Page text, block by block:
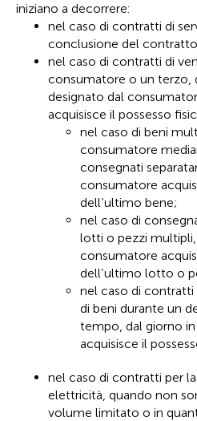
iniziano a decorrere:
nel caso di contratti di
conclusione del
nel caso di contratti di
consumatore o un terzo,
designato dal
acquisisce il possesso
nel caso di beni
consumatore
consegnati
consumatore
dell’ultimo bene;
nel caso di
lotti o pezzi
consumatore
dell’ultimo lotto o
nel caso di contratti
di beni durante un
tempo, dal giorno
acquisisce il
nel caso di contratti per
elettricità, quando non
volume limitato o in